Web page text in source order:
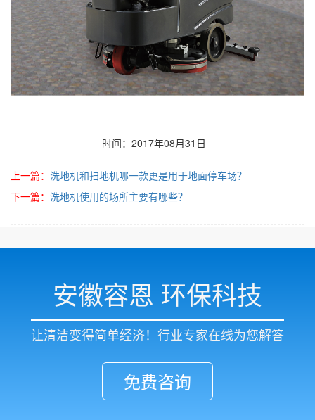
时间：2017年08月31日
上一篇： 洗地机和扫地机哪一款更是用于地面停车场？
下一篇： 洗地机使用的场所主要有哪些？
安徽容恩 环保科技
让清洁变得简单经济！行业专家在线为您解答
免费咨询